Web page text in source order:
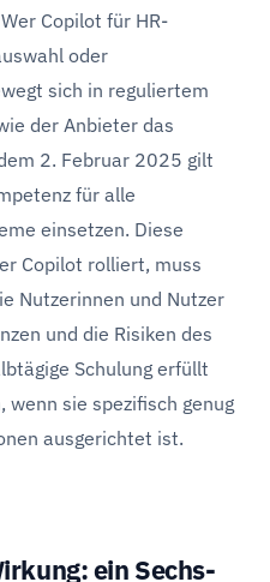
Copilot für HR-
oder
sich in reguliertem
der Anbieter das
2. Februar 2025 gilt
für alle
einsetzen. Diese
Copilot rolliert, muss
Nutzerinnen und Nutzer
und die Risiken des
Schulung erfüllt
wenn sie spezifisch genug
ausgerichtet ist.
ein Sechs-